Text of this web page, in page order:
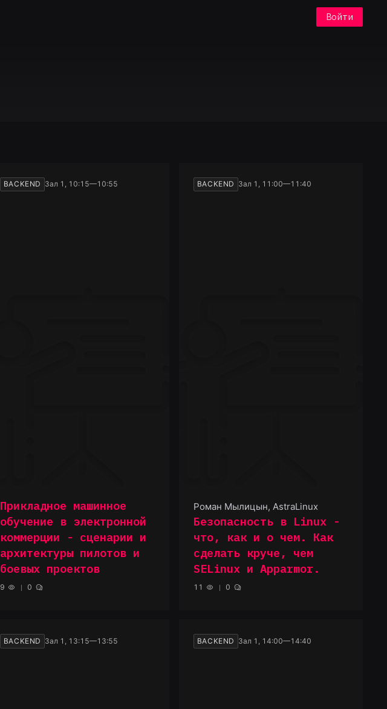
Войти
BACKEND Зал 1, 10:15—10:55
Прикладное машинное
обучение в электронной
коммерции - сценарии и
архитектуры пилотов и
боевых проектов
9 0
BACKEND Зал 1, 11:00—11:40
Роман Мылицын, AstraLinux
Безопасность в Linux -
что, как и о чем. Как
сделать круче, чем
SELinux и Apparmor.
11 0
BACKEND Зал 1, 13:15—13:55 BACKEND Зал 1, 14:00—14:40